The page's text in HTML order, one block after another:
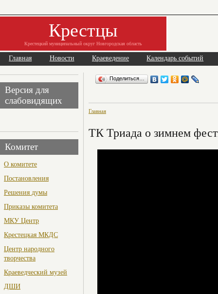
Крестцы
Крестецкий муниципальный округ Новгородская область
Главная Новости Краеведение Календарь событий
Версия для
слабовидящих
Комитет
О комитете
Постановления
Решения думы
Приказы комитета
МКУ Центр
Крестецкая МКДС
Центр народного
творчества
Краеведческий музей
ДШИ
Поделиться…
Главная
ТК Триада о зимнем